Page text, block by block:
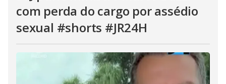
com perda do cargo por assédio
sexual #shorts #JR24H